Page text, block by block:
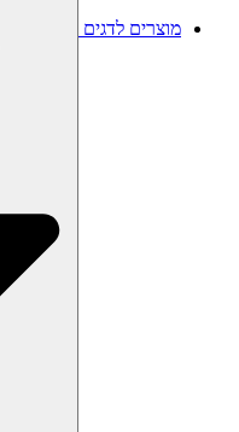
מוצרים לדגים